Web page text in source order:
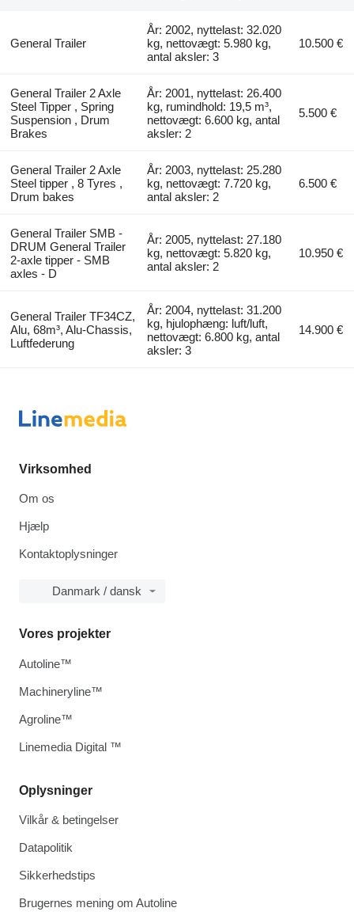
General Trailer
År: 2002, nyttelast: 32.020
kg, nettovægt: 5.980 kg,
antal aksler: 3
10.500 €
General Trailer 2 Axle
Steel Tipper , Spring
Suspension , Drum
Brakes
År: 2001, nyttelast: 26.400
kg, rumindhold: 19,5 m³,
nettovægt: 6.600 kg, antal
aksler: 2
5.500 €
General Trailer 2 Axle
Steel tipper , 8 Tyres ,
Drum bakes
År: 2003, nyttelast: 25.280
kg, nettovægt: 7.720 kg,
antal aksler: 2
6.500 €
General Trailer SMB -
DRUM General Trailer
2-axle tipper - SMB
axles - D
År: 2005, nyttelast: 27.180
kg, nettovægt: 5.820 kg,
antal aksler: 2
10.950 €
General Trailer TF34CZ,
Alu, 68m³, Alu-Chassis,
Luftfederung
År: 2004, nyttelast: 31.200
kg, hjulophæng: luft/luft,
nettovægt: 6.800 kg, antal
aksler: 3
14.900 €
Virksomhed
Om os
Hjælp
Kontaktoplysninger
Danmark / dansk
Oplysninger
Vilkår & betingelser
Datapolitik
Sikkerhedstips
Brugernes mening om Autoline
Vores projekter
Autoline™
Machineryline™
Agroline™
Linemedia Digital ™